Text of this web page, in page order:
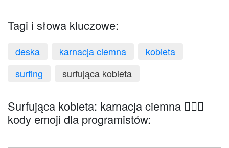
Tagi i słowa kluczowe:
deska karnacja ciemna
kobieta
surfing
surfująca kobieta
Surfująca kobieta: karnacja ciemna 🏄🏿‍♀️
kody emoji dla programistów: